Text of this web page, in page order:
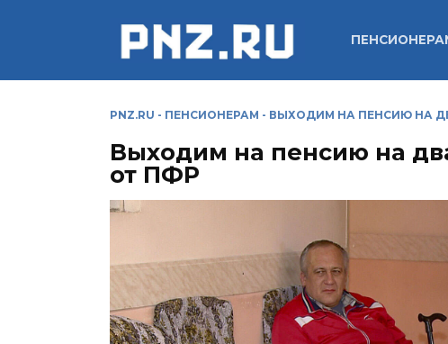
PNZ.RU - ПЕНСИОНЕРАМ - ВЫХОДИМ НА ПЕНСИЮ НА
Выходим на пенсию на
от ПФР